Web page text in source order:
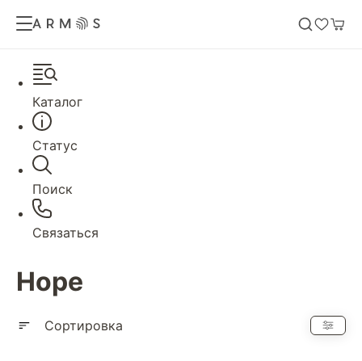
Каталог
Статус
Поиск
Связаться
Hope
Сортировка